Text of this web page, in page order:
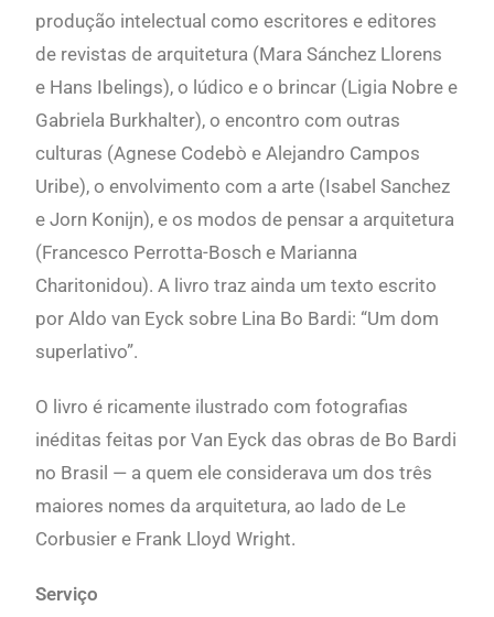
produção intelectual como escritores e editores
de revistas de arquitetura (Mara Sánchez Llorens
e Hans Ibelings), o lúdico e o brincar (Ligia Nobre e
Gabriela Burkhalter), o encontro com outras
culturas (Agnese Codebò e Alejandro Campos
Uribe), o envolvimento com a arte (Isabel Sanchez
e Jorn Konijn), e os modos de pensar a arquitetura
(Francesco Perrotta-Bosch e Marianna
Charitonidou). A livro traz ainda um texto escrito
por Aldo van Eyck sobre Lina Bo Bardi: “Um dom
superlativo”.
O livro é ricamente ilustrado com fotografias
inéditas feitas por Van Eyck das obras de Bo Bardi
no Brasil — a quem ele considerava um dos três
maiores nomes da arquitetura, ao lado de Le
Corbusier e Frank Lloyd Wright.
Serviço